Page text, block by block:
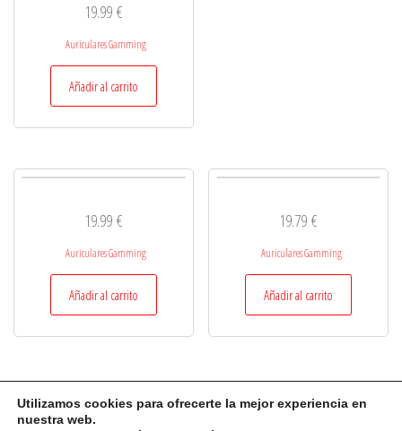
19.99 €
Auriculares Gamming
Añadir al carrito
19.99 €
Auriculares Gamming
Añadir al carrito
19.79€
Auriculares Gamming
Añadir al carrito
Utilizamos cookies para ofrecerte la mejor experiencia en
nuestra web.